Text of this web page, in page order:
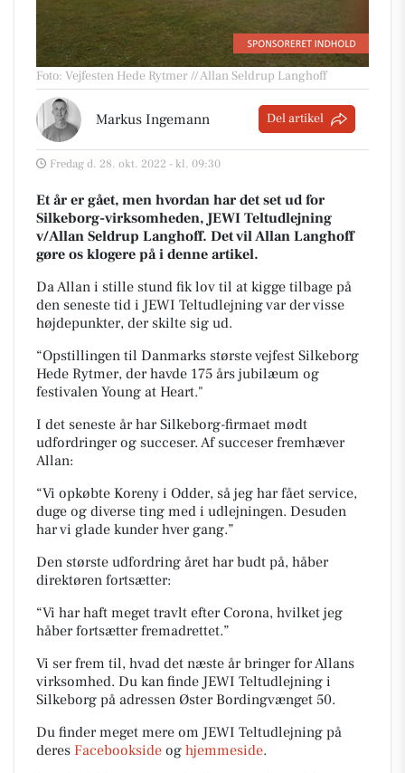
Foto: Vejfesten Hede Rytmer // Allan Seldrup Langhoff
Markus Ingemann Del artikel
Fredag d. 28. okt. 2022 - kl. 09:30
Et år er gået, men hvordan har det set ud for
Silkeborg-virksomheden, JEWI Teltudlejning
v/Allan Seldrup Langhoff. Det vil Allan Langhoff
gøre os klogere på i denne artikel.
Da Allan i stille stund fik lov til at kigge tilbage på
den seneste tid i JEWI Teltudlejning var der visse
højdepunkter, der skilte sig ud.
“Opstillingen til Danmarks største vejfest Silkeborg
Hede Rytmer, der havde 175 års jubilæum og
festivalen Young at Heart."
I det seneste år har Silkeborg-firmaet mødt
udfordringer og succeser. Af succeser fremhæver
Allan:
“Vi opkøbte Koreny i Odder, så jeg har fået service,
duge og diverse ting med i udlejningen. Desuden
har vi glade kunder hver gang.”
Den største udfordring året har budt på, håber
direktøren fortsætter:
“Vi har haft meget travlt efter Corona, hvilket jeg
håber fortsætter fremadrettet.”
Vi ser frem til, hvad det næste år bringer for Allans
virksomhed. Du kan finde JEWI Teltudlejning i
Silkeborg på adressen Øster Bordingvænget 50.
Du finder meget mere om JEWI Teltudlejning på
deres Facebookside og hjemmeside.